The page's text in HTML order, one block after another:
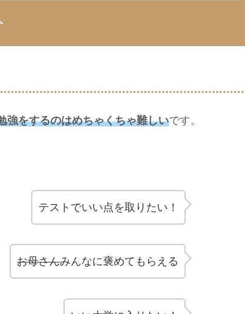
強をするのはめちゃくちゃ難しいです。
テストでいい点を取りたい！
お母さんみんなに褒めてもらえる